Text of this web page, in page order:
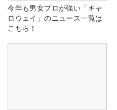
今年も男女プロが強い「キャ
ロウェイ」のニュース一覧は
こちら！